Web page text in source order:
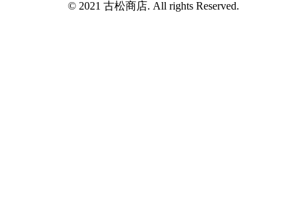
© 2021 古松商店. All rights Reserved.